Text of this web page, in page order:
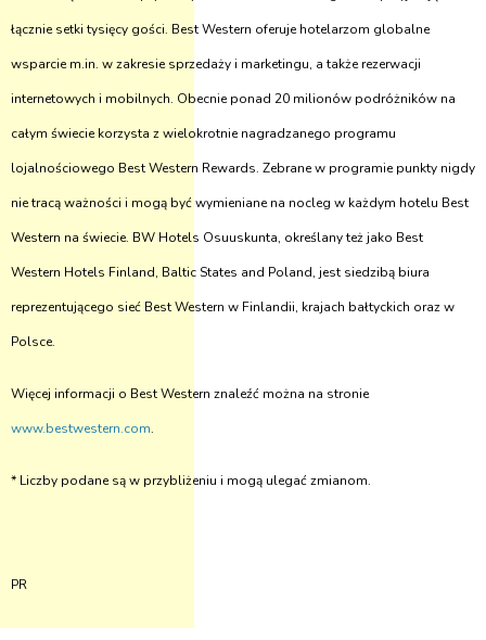
łącznie setki tysięcy gości. Best Western oferuje hotelarzom globalne
wsparcie m.in. w zakresie sprzedaży i marketingu, a także rezerwacji
internetowych i mobilnych. Obecnie ponad 20 milionów podróżników na
całym świecie korzysta z wielokrotnie nagradzanego programu
lojalnościowego Best Western Rewards. Zebrane w programie punkty nigdy
nie tracą ważności i mogą być wymieniane na nocleg w każdym hotelu Best
Western na świecie. BW Hotels Osuuskunta, określany też jako Best
Western Hotels Finland, Baltic States and Poland, jest siedzibą biura
reprezentującego sieć Best Western w Finlandii, krajach bałtyckich oraz w
Polsce.
Więcej informacji o Best Western znaleźć można na stronie
www.bestwestern.com.
* Liczby podane są w przybliżeniu i mogą ulegać zmianom.
PR